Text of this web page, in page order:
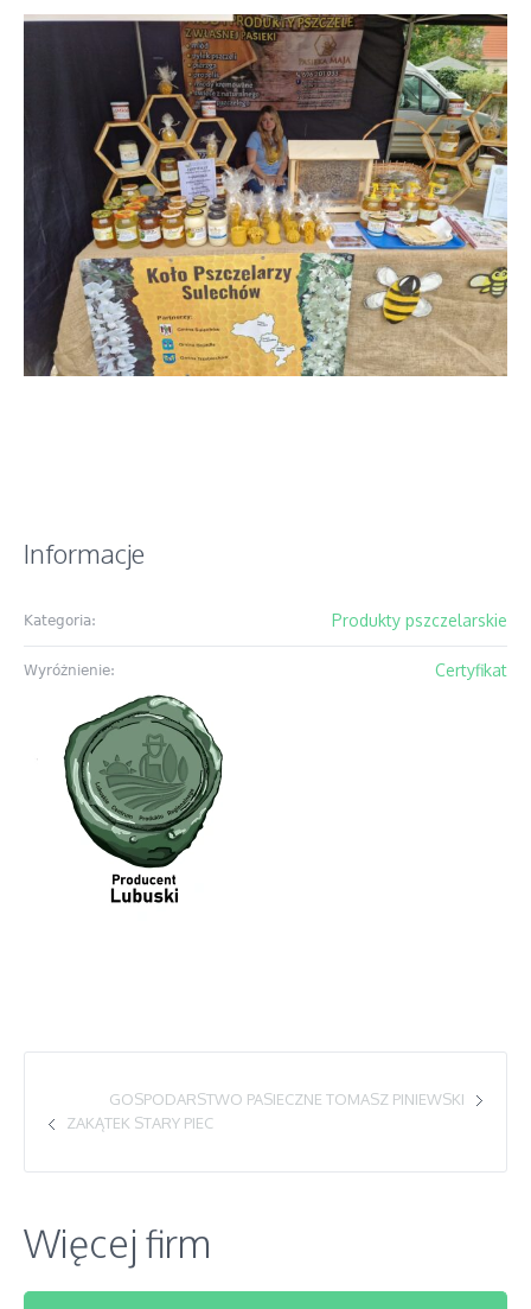
Informacje
Kategoria: Produkty pszczelarskie
Wyróżnienie: Certyfikat
GOSPODARSTWO PASIECZNE TOMASZ PINIEWSKI
ZAKĄTEK STARY PIEC
Więcej firm